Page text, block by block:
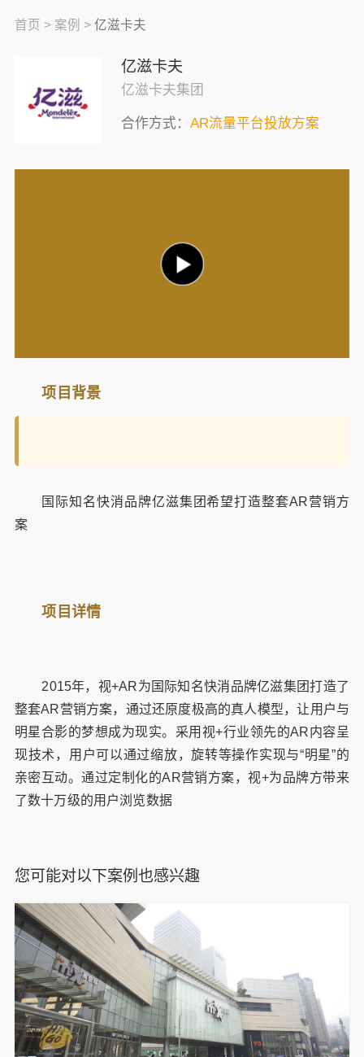
首页 > 案例 > 亿滋卡夫
亿滋卡夫
亿滋卡夫集团
合作方式：AR流量平台投放方案
项目背景
国际知名快消品牌亿滋集团希望打造整套AR营销方
案
项目详情
2015年，视+AR为国际知名快消品牌亿滋集团打造了
整套AR营销方案，通过还原度极高的真人模型，让用户与
明星合影的梦想成为现实。采用视+行业领先的AR内容呈
现技术，用户可以通过缩放，旋转等操作实现与“明星”的
亲密互动。通过定制化的AR营销方案，视+为品牌方带来
了数十万级的用户浏览数据
您可能对以下案例也感兴趣